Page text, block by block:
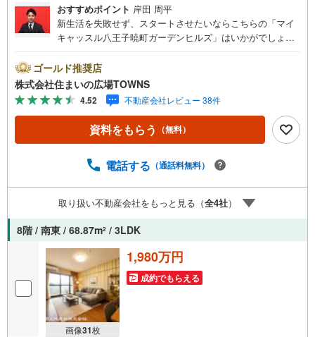
おすすめポイント 岸田 周平
新生活を失敗せず、スタートさせたいならこちらの「マイ
キャッスル八王子暁町ガーデンヒルズ」はいかがでしょう
受け取れないときは宅配ボックスに届くので、出社する方
や配達にすぐに対応できないことが多い方に重宝されてい
ます。一月12000円の駐車代なのでオトクです。システム
キッチンは必要な物が組み込まれているため、すぐ調理で
きます。浴室乾燥機付き物件ならば、雨で外に干せない日
でも部屋干し特有の臭いを防げます。バルコニーの広さが1
ゴールド推奨店
株式会社住まいの広場TOWNS
4.52 不動産会社レビュー 38件
資料をもらう （無料）
電話する （通話料無料）
取り扱い不動産会社をもっと見る（全4社）
8階 / 南東 / 68.87m2 / 3LDK
画像31枚
1,980万円
成約でもらえる